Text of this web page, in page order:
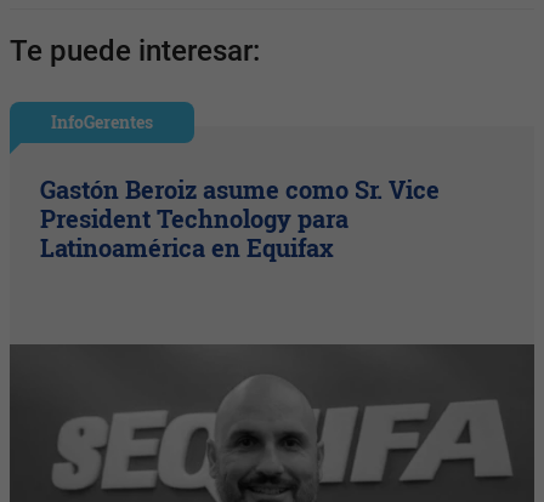
Te puede interesar:
InfoGerentes
Gastón Beroiz asume como Sr. Vice
President Technology para
Latinoamérica en Equifax